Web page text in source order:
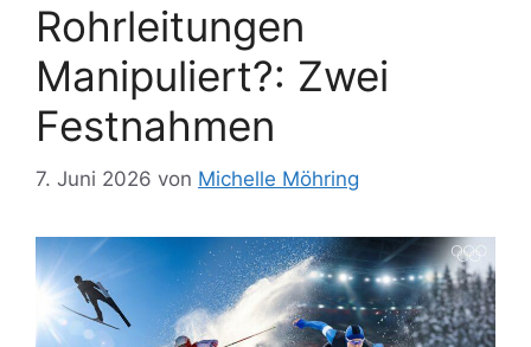
Rohrleitungen
Manipuliert?: Zwei
Festnahmen
7. Juni 2026 von Michelle Möhring